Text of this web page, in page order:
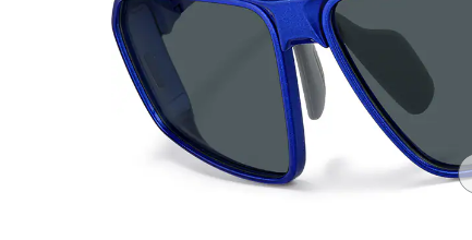
auriculares
Día de partido